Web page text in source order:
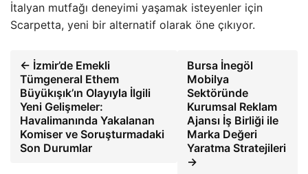
İtalyan mutfağı deneyimi yaşamak isteyenler için
Scarpetta, yeni bir alternatif olarak öne çıkıyor.
← İzmir’de Emekli
Tümgeneral Ethem
Büyükışık’ın Olayıyla İlgili
Yeni Gelişmeler:
Havalimanında Yakalanan
Komiser ve Soruşturmadaki
Son Durumlar
Bursa İnegöl
Mobilya
Sektöründe
Kurumsal Reklam
Ajansı İş Birliği ile
Marka Değeri
Yaratma Stratejileri
→